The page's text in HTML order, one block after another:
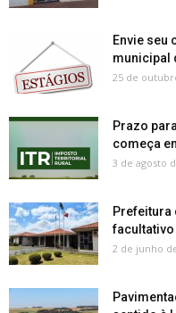
Envie seu
municipal
25 de
Prazo
começa
3 de agosto
Prefeitura
facultativo
2 de junho